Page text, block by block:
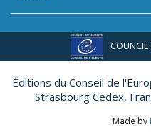
COUNCIL
Éditions du Conseil de
Strasbourg Cedex,
Made by